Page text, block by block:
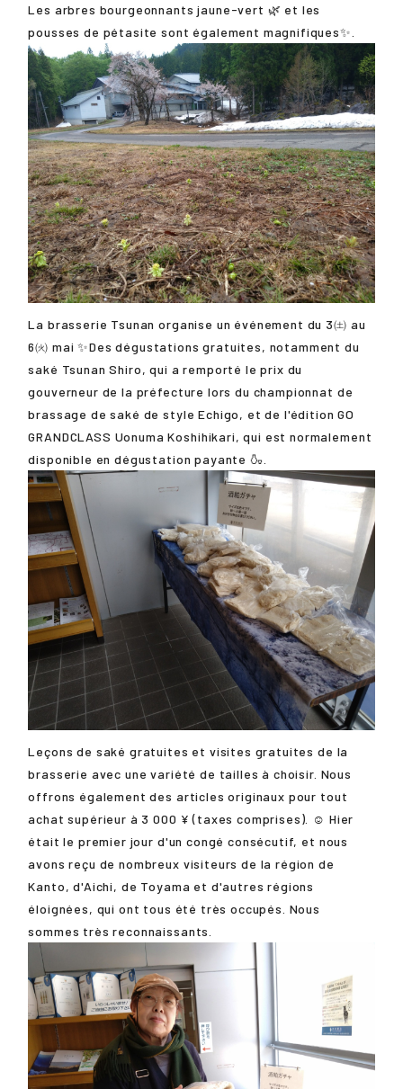
Les arbres bourgeonnants jaune-vert 🌿 et les
pousses de pétasite sont également magnifiques✨.
La brasserie Tsunan organise un événement du 3㈯ au
6㈫ mai ✨Des dégustations gratuites, notamment du
saké Tsunan Shiro, qui a remporté le prix du
gouverneur de la préfecture lors du championnat de
brassage de saké de style Echigo, et de l'édition GO
GRANDCLASS Uonuma Koshihikari, qui est normalement
disponible en dégustation payante 🍶.
Leçons de saké gratuites et visites gratuites de la
brasserie avec une variété de tailles à choisir. Nous
offrons également des articles originaux pour tout
achat supérieur à 3 000 ¥ (taxes comprises). ☺️ Hier
était le premier jour d'un congé consécutif, et nous
avons reçu de nombreux visiteurs de la région de
Kanto, d'Aichi, de Toyama et d'autres régions
éloignées, qui ont tous été très occupés. Nous
sommes très reconnaissants.